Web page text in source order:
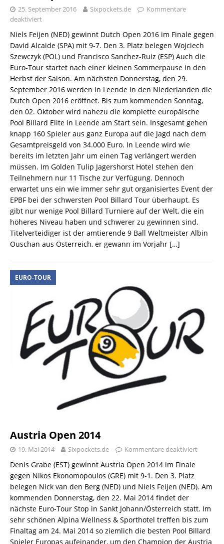
25. September 2016 Sixpockets.de
Kommentare
deaktiviert
Niels Feijen (NED) gewinnt Dutch Open 2016 im Finale gegen
David Alcaide (SPA) mit 9-7. Den 3. Platz belegen Wojciech
Szewczyk (POL) und Francisco Sanchez-Ruiz (ESP) Auch die
Euro-Tour startet nach einer kleinen Sommerpause in den
Herbst der Saison. Am nächsten Donnerstag, den 29.
September 2016 werden in Leende in den Niederlanden die
Dutch Open 2016 eröffnet. Bis zum kommenden Sonntag,
den 02. Oktober wird nahezu die komplette europäische
Pool Billard Elite in Leende am Start sein. Insgesamt gehen
knapp 160 Spieler aus ganz Europa auf die Jagd nach dem
Gesamtpreisgeld von 34.000 Euro. In Leende wird wie
bereits im letzten Jahr um einen Tag verlängert werden
müssen. Im Golden Tulip Jagershorst Hotel stehen den
Teilnehmern nur 11 Tische zur Verfügung. Dennoch
erwartet uns ein wie immer sehr gut organisiertes Event der
EPBF bei der schwersten Pool Billard Tour überhaupt. Es
gibt nur wenige Pool Billard Turniere auf der Welt, die ein
höheres Niveau haben und schwerer zu gewinnen sind.
Titelverteidiger ist der amtierende 9 Ball Weltmeister Albin
Ouschan aus Österreich, er gewann im Vorjahr […]
EURO-TOUR
Austria Open 2014
19. Mai 2014 Sixpockets.de Kommentare deaktiviert
Denis Grabe (EST) gewinnt Austria Open 2014 im Finale
gegen Nikos Ekonomopoulos (GRE) mit 9-1. Den 3. Platz
belegen Nick van den Berg (NED) und Niels Feijen (NED). Am
kommenden Donnerstag, den 22. Mai 2014 findet der
nächste Euro-Tour Stop in Sankt Johann/Österreich statt. Im
sehr schönen Alpina Wellness & Sporthotel treffen bis zum
Finaltag am 24. Mai 2014 so ziemlich die besten Pool Billard
Spieler Europas aufeinander, um den Champion der Austria